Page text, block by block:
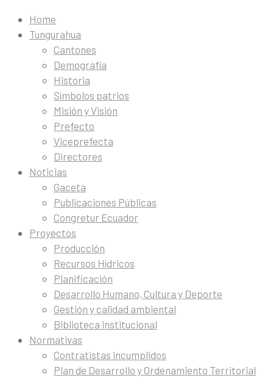
Home
Tungurahua
Cantones
Demografía
Historia
Símbolos patrios
Misión y Visión
Prefecto
Viceprefecta
Directores
Noticias
Gaceta
Publicaciones Públicas
Congretur Ecuador
Proyectos
Producción
Recursos Hídricos
Planificación
Desarrollo Humano, Cultura y Deporte
Gestión y calidad ambiental
Biblioteca institucional
Normativas
Contratistas incumplidos
Plan de Desarrollo y Ordenamiento Territorial